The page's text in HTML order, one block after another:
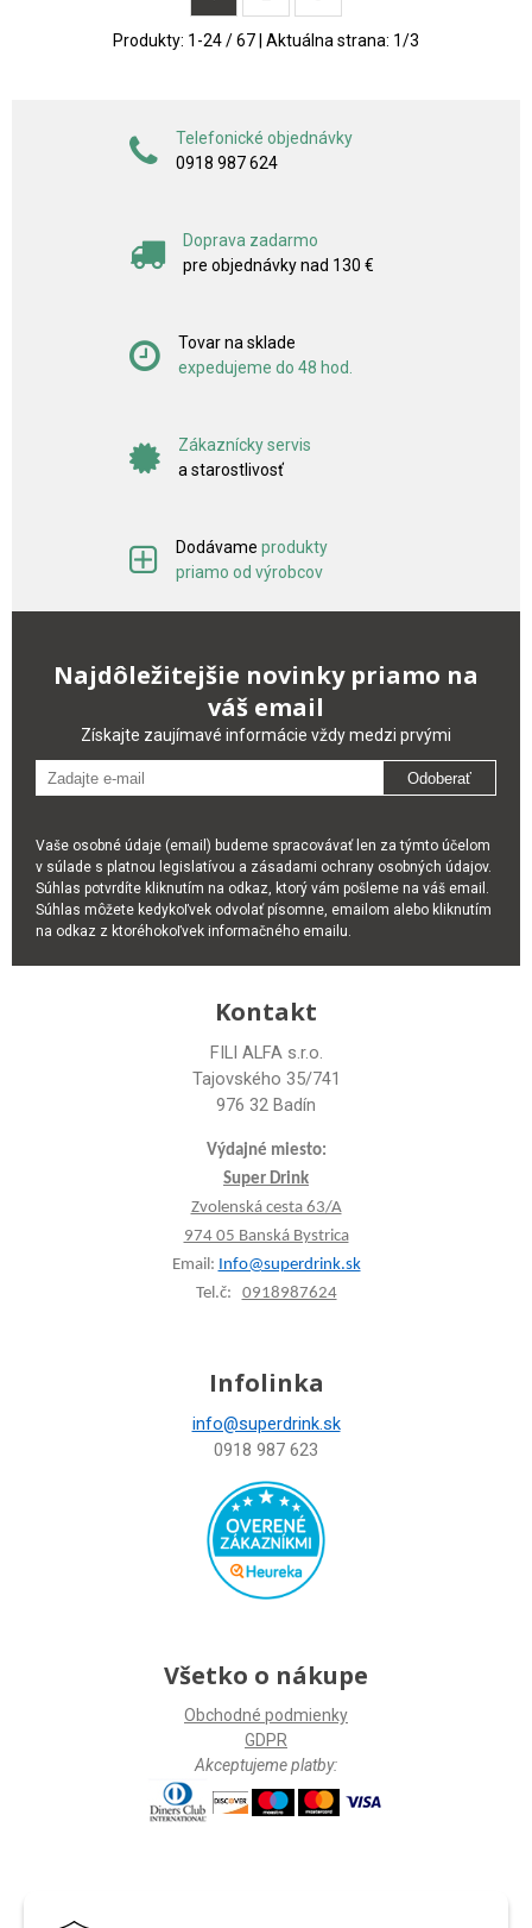
Produkty: 1 -24/67 | Aktuálna strana: 1/3
Telefonické objednávky
0918 987 624
Doprava zadarmo
pre objednávky nad 130 €
Tovar na sklade
expedujeme do 48 hod.
Zákaznícky servis
a starostlivosť
Dodávame produkty
priamo od výrobcov
Najdôležitejšie novinky priamo na
váš email
Získajte zaujímavé informácie vždy medzi prvými
Odoberať
Vaše osobné údaje (email) budeme spracovávať len za týmto účelom
v súlade s platnou legislatívou a zásadami ochrany osobných údajov.
Súhlas potvrdíte kliknutím na odkaz, ktorý vám pošleme na váš email.
Súhlas môžete kedykoľvek odvolať písomne, emailom alebo kliknutím
na odkaz z ktoréhokoľvek informačného emailu.
Kontakt
FILI ALFA s.r.o.
Tajovského 35/741
976 32 Badín
Výdajné miesto:
Super Drink
Zvolenská cesta 63/A
974 05 Banská Bystrica
Email: Info@superdrink.sk
Tel.č: 0918987624
Infolinka
info@superdrink.sk
0918 987 623
Všetko o nákupe
Obchodné podmienky
GDPR
Akceptujeme platby: